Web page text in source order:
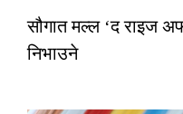
सौगात मल्ल ‘द राइज
निभाउने